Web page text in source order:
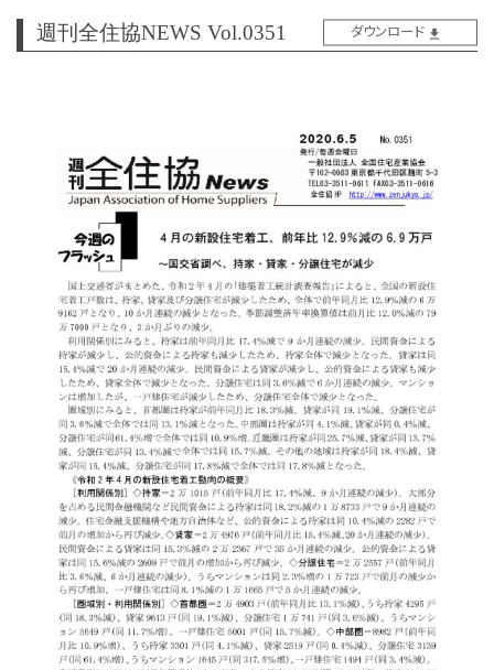
週刊全住協NEWS Vol.0351 ダウンロード